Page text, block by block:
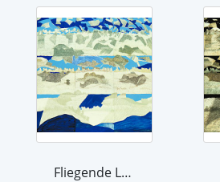
Fliegende Landschaften 81 V c